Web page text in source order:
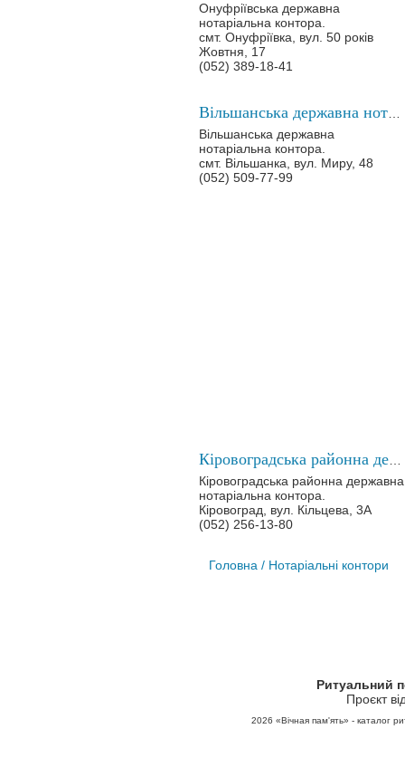
Онуфріївська державна
нотаріальна контора.
смт. Онуфріївка, вул. 50 років
Жовтня, 17
(052) 389-18-41
Вільшанська державна
нотаріальна контора.
смт. Вільшанка, вул. Миру, 48
(052) 509-77-99
Кіровоградська районна державна
нотаріальна контора.
Кіровоград, вул. Кільцева, 3А
(052) 256-13-80
Головна / Нотаріальні контори
Ритуальний
Проєкт
2026 «Вічная пам'ять» - каталог